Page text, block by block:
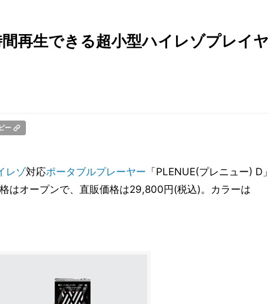
再生できる超小型ハイレゾプレイヤ
ー
レゾ対応ポータブルプレーヤー 「PLENUE(プレニュー) D」
はオープンで、直販価格は29,800円(税込)。カラーは